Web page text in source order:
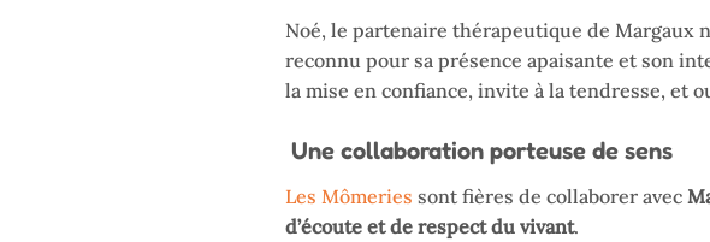
Noé, le partenaire thérapeutique de Margaux
reconnu pour sa présence apaisante et son
la mise en confiance, invite à la tendresse, et
Une collaboration porteuse de sens
Les Mômeries sont fières de collaborer avec
d’écoute et de respect du vivant.